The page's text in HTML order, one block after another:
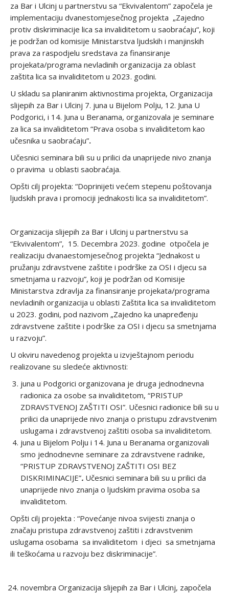
za Bar i Ulcinj u partnerstvu sa “Ekvivalentom” započela je
implementaciju dvanestomjesečnog projekta „Zajedno
protiv diskriminacije lica sa invaliditetom u saobraćaju“, koji
je podržan od komisije Ministarstva ljudskih i manjinskih
prava za raspodjelu sredstava za finansiranje
projekata/programa nevladinih organizacija za oblast
zaštita lica sa invaliditetom u 2023. godini.
U skladu sa planiranim aktivnostima projekta, Organizacija
slijepih za Bar i Ulcinj 7. juna u Bijelom Polju, 12. Juna U
Podgorici, i 14. Juna u Beranama, organizovala je seminare
za lica sa invaliditetom “Prava osoba s invaliditetom kao
učesnika u saobraćaju”.
Učesnici seminara bili su u prilici da unaprijede nivo znanja
o pravima u oblasti saobraćaja.
Opšti cilj projekta: “Doprinijeti većem stepenu poštovanja
ljudskih prava i promociji jednakosti lica sa invaliditetom”.
Organizacija slijepih za Bar i Ulcinj u partnerstvu sa
“Ekvivalentom”, 15. Decembra 2023. godine otpočela je
realizaciju dvanaestomjesečnog projekta “Jednakost u
pružanju zdravstvene zaštite i podrške za OSI i djecu sa
smetnjama u razvoju”, koji je podržan od Komisije
Ministarstva zdravlja za finansiranje projekata/programa
nevladinih organizacija u oblasti Zaštita lica sa invaliditetom
u 2023. godini, pod nazivom „Zajedno ka unapređenju
zdravstvene zaštite i podrške za OSI i djecu sa smetnjama
u razvoju”.
U okviru navedenog projekta u izvještajnom periodu
realizovane su sledeće aktivnosti:
juna u Podgorici organizovana je druga jednodnevna
radionica za osobe sa invaliditetom, “PRISTUP
ZDRAVSTVENOJ ZAŠTITI OSI”. Učesnici radionice bili su u
prilici da unaprijede nivo znanja o pristupu zdravstvenim
uslugama i zdravstvenoj zaštiti osoba sa invaliditetom.
juna u Bijelom Polju i 14. Juna u Beranama organizovali
smo jednodnevne seminare za zdravstvene radnike,
“PRISTUP ZDRAVSTVENOJ ZAŠTITI OSI BEZ
DISKRIMINACIJE”. Učesnici seminara bili su u prilici da
unaprijede nivo znanja o ljudskim pravima osoba sa
invaliditetom.
Opšti cilj projekta : “Povećanje nivoa svijesti znanja o
značaju pristupa zdravstvenoj zaštiti i zdravstvenim
uslugama osobama sa invaliditetom i djeci sa smetnjama
ili teškoćama u razvoju bez diskriminacije”.
novembra Organizacija slijepih za Bar i Ulcinj, započela